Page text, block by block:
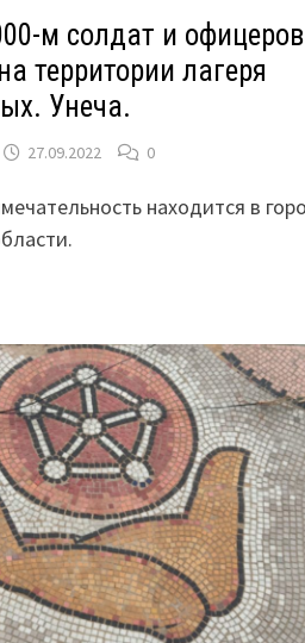
м солдат и офицеров
территории лагеря
Унеча.
27.09.2022 0
находится в